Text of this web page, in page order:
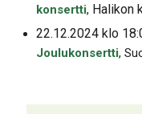
konsertti, Halikon
22.12.2024 klo
Joulukonsertti,